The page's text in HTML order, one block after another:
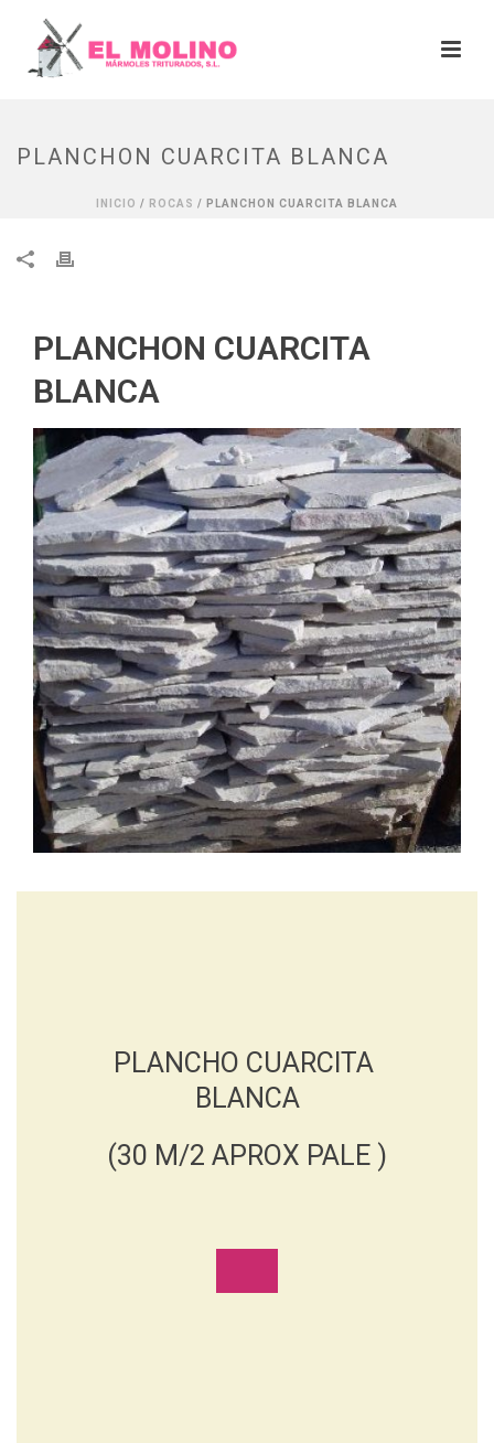
PLANCHON CUARCITA BLANCA
INICIO / ROCAS / PLANCHON CUARCITA BLANCA
PLANCHON CUARCITA
BLANCA
PLANCHO CUARCITA
BLANCA
(30 M/2 APROX PALE )